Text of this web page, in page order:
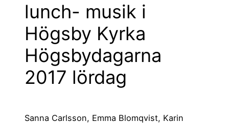
lunch- musik i
Högsby Kyrka
Högsbydagarna
2017 lördag
Sanna Carlsson, Emma Blomqvist, Karin